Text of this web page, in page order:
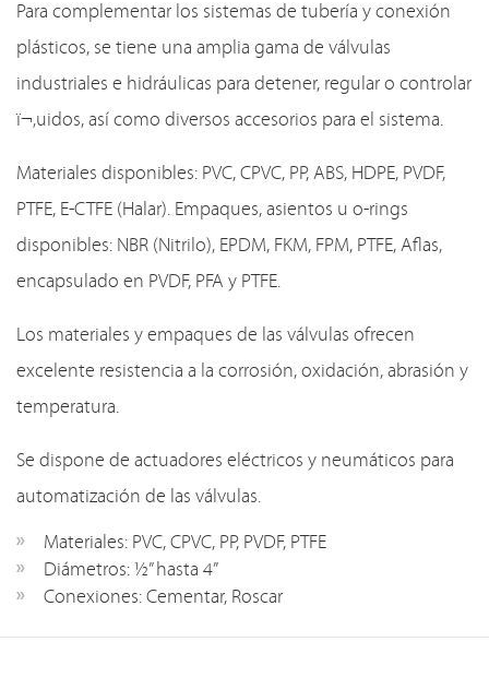
Para complementar los sistemas de tubería y conexión
plásticos, se tiene una amplia gama de válvulas
industriales e hidráulicas para detener, regular o controlar
ï¬‚uidos, así como diversos accesorios para el sistema.
Materiales disponibles: PVC, CPVC, PP, ABS, HDPE, PVDF,
PTFE, E-CTFE (Halar). Empaques, asientos u o-rings
disponibles: NBR (Nitrilo), EPDM, FKM, FPM, PTFE, Aflas,
encapsulado en PVDF, PFA y PTFE.
Los materiales y empaques de las válvulas ofrecen
excelente resistencia a la corrosión, oxidación, abrasión y
temperatura.
Se dispone de actuadores eléctricos y neumáticos para
automatización de las válvulas.
Materiales: PVC, CPVC, PP, PVDF, PTFE
Diámetros: ½” hasta 4”
Conexiones: Cementar, Roscar